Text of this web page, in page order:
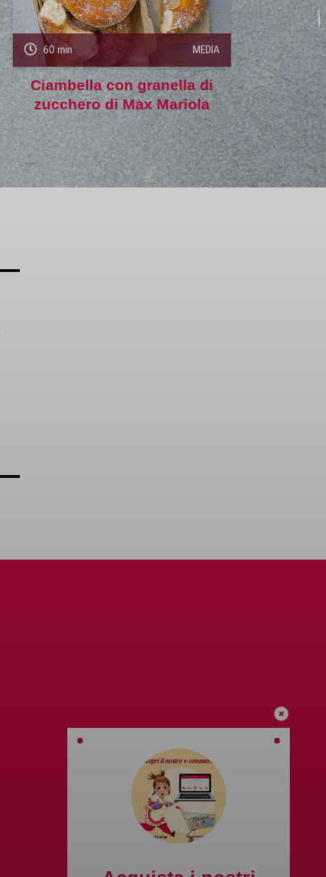
Ciambella con granella di
zucchero di Max Mariola
60 min MEDIA